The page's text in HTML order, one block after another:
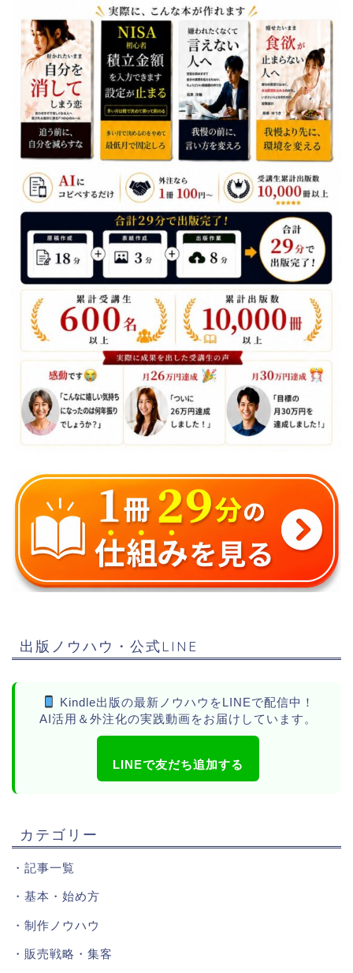
出版ノウハウ・公式LINE
Kindle出版の最新ノウハウをLINEで配信中！
AI活用＆外注化の実践動画をお届けしています。
LINEで友だち追加する
カテゴリー
・ 記事一覧
・ 基本・始め方
・ 制作ノウハウ
・ 販売戦略・集客